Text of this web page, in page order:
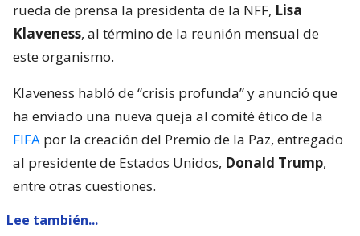
rueda de prensa la presidenta de la NFF, Lisa
Klaveness, al término de la reunión mensual de
este organismo.
Klaveness habló de “crisis profunda” y anunció que
ha enviado una nueva queja al comité ético de la
FIFA por la creación del Premio de la Paz, entregado
al presidente de Estados Unidos, Donald Trump,
entre otras cuestiones.
Lee también...